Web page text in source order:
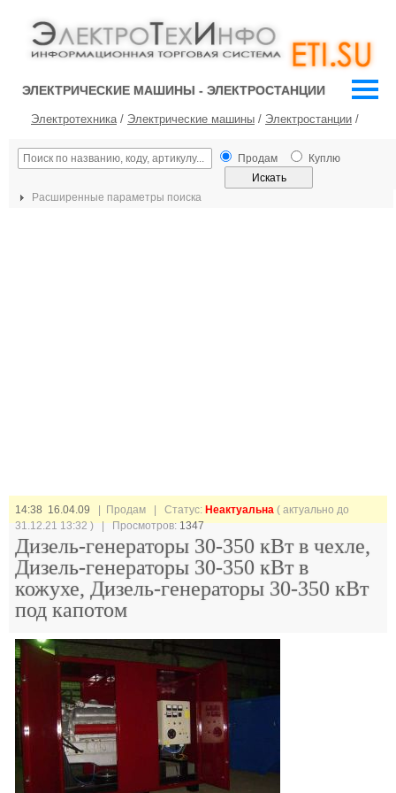
ЭЛЕКТРИЧЕСКИЕ МАШИНЫ - ЭЛЕКТРОСТАНЦИИ
Электротехника/ Электрические машины / Электростанции /
Продам Куплю
Расширенные параметры поиска
14:38 16.04.09 | Продам | Статус: Неактуальна ( актуально до
31.12.21 13:32 ) | Просмотров:1347
Дизель-генераторы 30-350 кВт в чехле,
Дизель-генераторы 30-350 кВт в
кожухе, Дизель-генераторы 30-350 кВт
под капотом